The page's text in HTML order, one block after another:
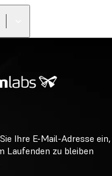
Ihre E-Mail-Adresse
Laufenden zu bleiben